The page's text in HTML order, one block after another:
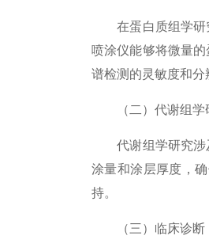
在蛋白质组学研究
喷涂仪能够将微量
谱检测的灵敏度和
（二）代谢组学
代谢组学研究涉及
涂量和涂层厚度，
持。
（三）临床诊断